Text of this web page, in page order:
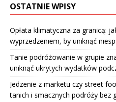
OSTATNIE WPISY
Opłata klimatyczna za granicą:
wyprzedzeniem, by uniknąć
Tanie podróżowanie w grupie
uniknąć ukrytych wydatków
Jedzenie z marketu czy street
tanich i smacznych podróży bez